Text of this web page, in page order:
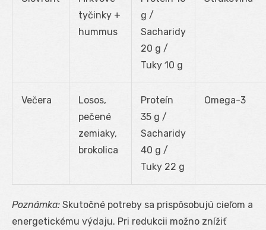
tyčinky +
hummus
g /
Sacharidy
20 g /
Tuky 10 g
Večera
Losos,
pečené
zemiaky,
brokolica
Proteín
35 g /
Sacharidy
40 g /
Tuky 22 g
Omega-3
Poznámka: Skutočné potreby sa prispôsobujú cieľom a
energetickému výdaju. Pri redukcii možno znížiť